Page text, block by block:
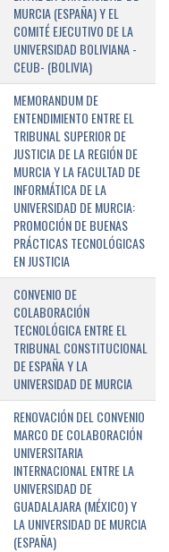
MURCIA (ESPAÑA) Y EL
COMITÉ EJECUTIVO DE LA
UNIVERSIDAD BOLIVIANA -
CEUB- (BOLIVIA)
MEMORANDUM DE
ENTENDIMIENTO ENTRE EL
TRIBUNAL SUPERIOR DE
JUSTICIA DE LA REGIÓN DE
MURCIA Y LA FACULTAD DE
INFORMÁTICA DE LA
UNIVERSIDAD DE MURCIA:
PROMOCIÓN DE BUENAS
PRÁCTICAS TECNOLÓGICAS
EN JUSTICIA
CONVENIO DE
COLABORACIÓN
TECNOLÓGICA ENTRE EL
TRIBUNAL CONSTITUCIONAL
DE ESPAÑA Y LA
UNIVERSIDAD DE MURCIA
RENOVACIÓN DEL CONVENIO
MARCO DE COLABORACIÓN
UNIVERSITARIA
INTERNACIONAL ENTRE LA
UNIVERSIDAD DE
GUADALAJARA (MÉXICO) Y
LA UNIVERSIDAD DE MURCIA
(ESPAÑA)